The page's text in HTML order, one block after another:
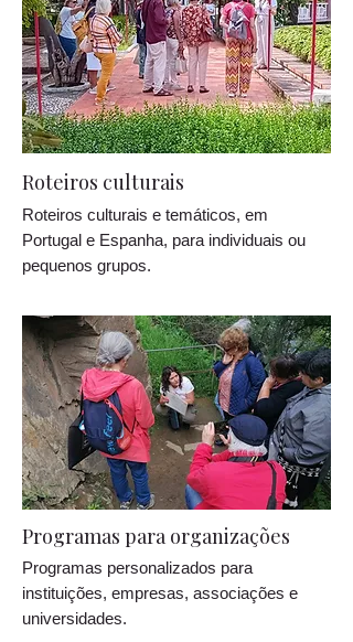
Roteiros culturais
Roteiros culturais e temáticos, em
Portugal e Espanha, para individuais ou
pequenos grupos.
Programas para organizações
Programas personalizados para
instituições, empresas, associações e
universidades.